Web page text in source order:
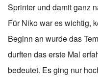
Sprinter und damit ganz
Für Niko war es wichtig,
Beginn an wurde das
durften das erste Mal
bedeutet. Es ging nur